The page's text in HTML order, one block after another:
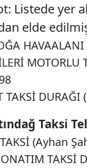
Listede yer
elde
MOTORLU
TAKSİ
Taksi
(Ayhan
TAKSİ